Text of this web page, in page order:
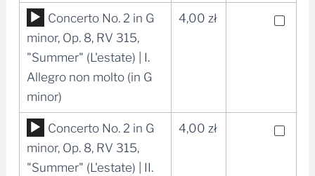
Odtwarzacz
plików
dźwiękowych
Concerto No. 2 in G
minor, Op. 8, RV 315,
"Summer" (L'estate) | I.
Allegro non molto (in G
minor)
4,00 zł
Odtwarzacz
plików
dźwiękowych
Concerto No. 2 in G
minor, Op. 8, RV 315,
"Summer" (L'estate) | II.
4,00 zł